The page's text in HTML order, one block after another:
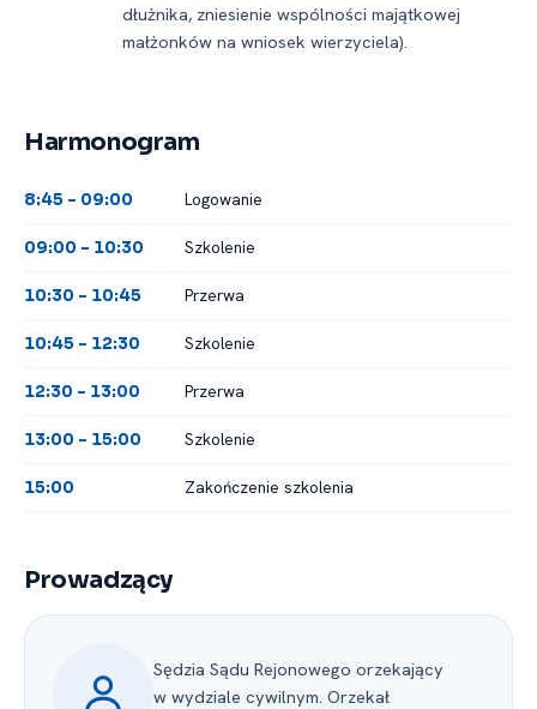
dłużnika, zniesienie wspólności majątkowej
małżonków na wniosek wierzyciela).
Harmonogram
8:45 -⁠ 09:00 Logowanie
09:00 -⁠ 10:30 Szkolenie
10:30 -⁠ 10:45 Przerwa
10:45 -⁠ 12:30 Szkolenie
12:30 -⁠ 13:00 Przerwa
13:00 -⁠ 15:00 Szkolenie
15:00 Zakończenie szkolenia
Prowadzący
Sędzia Sądu Rejonowego orzekający
w wydziale cywilnym. Orzekał